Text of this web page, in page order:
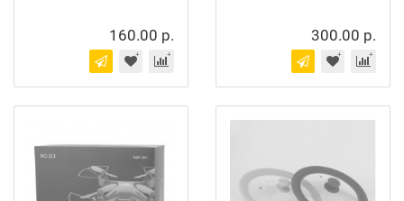
160.00 р. 300.00 р.